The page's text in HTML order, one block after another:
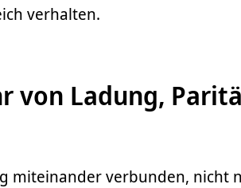
verhalten.
von Ladung,
miteinander verbunden, nicht